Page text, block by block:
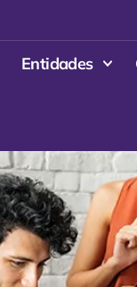
Entidades